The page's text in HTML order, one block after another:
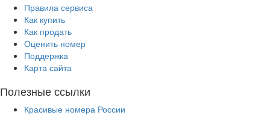
Правила сервиса
Как купить
Как продать
Оценить номер
Поддержка
Карта сайта
Полезные ссылки
Красивые номера России